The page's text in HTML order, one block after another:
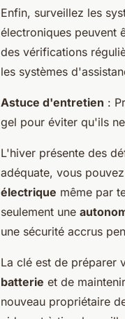
Enfin, surveillez les
électroniques peuvent
des vérifications
les systèmes
Astuce d'entretien :
gel pour éviter qu'ils
L'hiver présente des
adéquate, vous
électrique même par
seulement une
une sécurité accrus
La clé est de préparer
batterie et de
nouveau propriétaire